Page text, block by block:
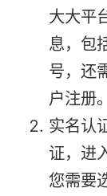
大大平
息，包
号，还
户注册。
实名认
证，进
您需要